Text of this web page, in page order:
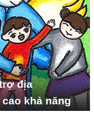
địa
khả năng